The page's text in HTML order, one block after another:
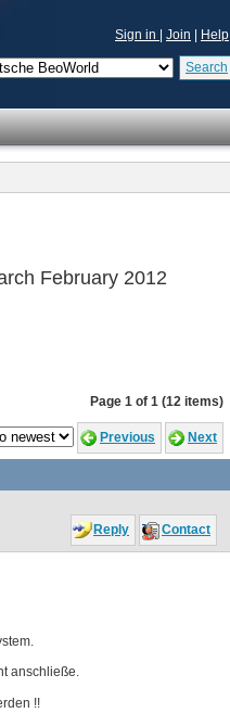
Sign in Join Help
Search
February 2012
Page 1 of 1 (12 items)
Previous Next
Reply Contact
anschließe.
!!